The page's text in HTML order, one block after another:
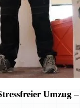
Umzug